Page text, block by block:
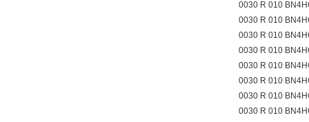
0030 R 010
0030 R 010
0030 R 010
0030 R 010
0030 R 010
0030 R 010
0030 R 010
0030 R 010